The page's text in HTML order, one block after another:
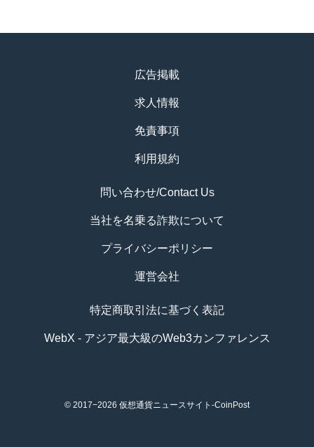
広告掲載
求人情報
免責事項
利用規約
問い合わせ/Contact Us
当社を名乗る詐欺について
プライバシーポリシー
運営会社
特定商取引法に基づく表記
WebX - アジア最大級のWeb3カンファレンス
© 2017−2026 仮想通貨ニュースサイト-CoinPost